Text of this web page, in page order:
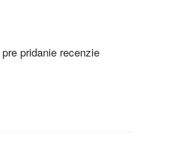
pre pridanie recenzie